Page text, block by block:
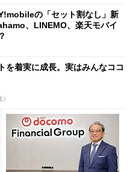
の「セット割なし」新
、LINEMO、楽天モバイ
を着実に成長。実はみんなココ